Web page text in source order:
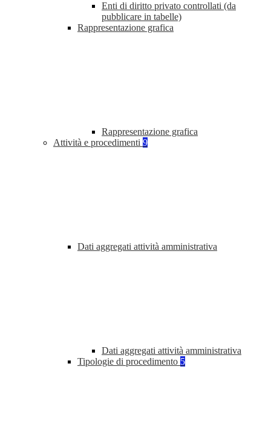
Enti di diritto privato controllati (da
pubblicare in tabelle)
Rappresentazione grafica
Rappresentazione grafica
Attività e procedimenti 9
Dati aggregati attività amministrativa
Dati aggregati attività amministrativa
Tipologie di procedimento 5